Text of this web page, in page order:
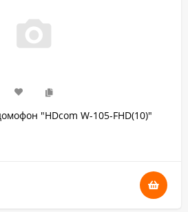
"HDcom W-105-FHD(10)"